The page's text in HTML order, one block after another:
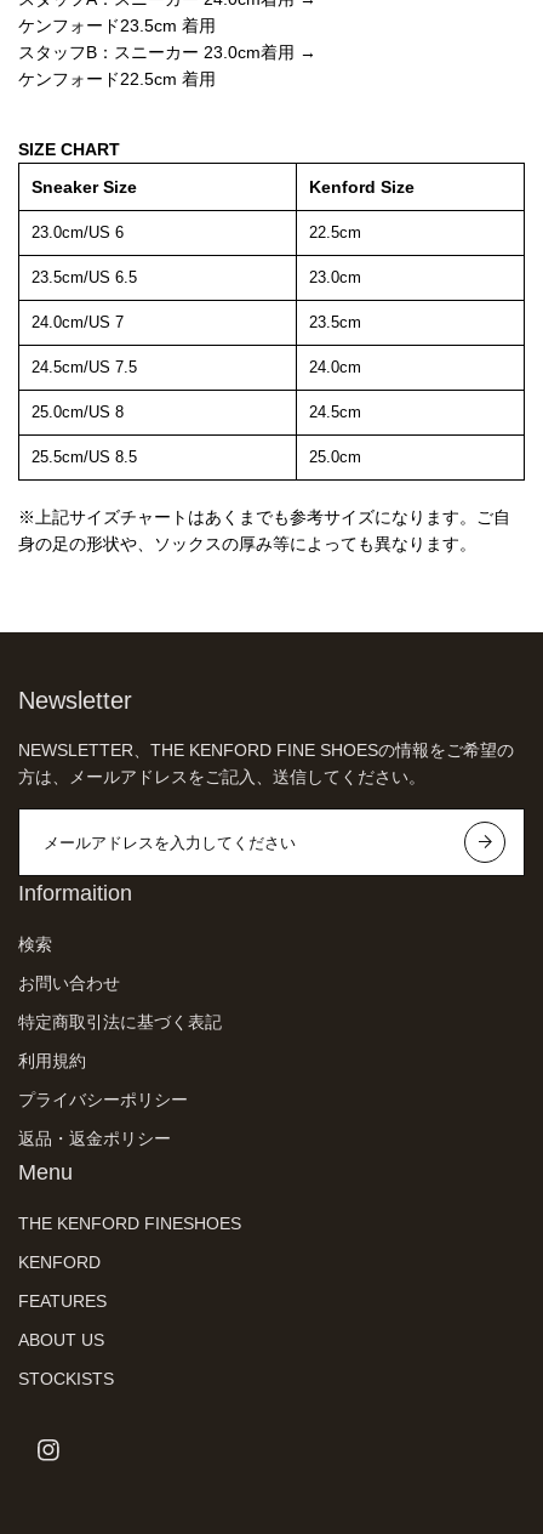
ケンフォード23.5cm 着用
スタッフB：スニーカー 23.0cm着用 →
ケンフォード22.5cm 着用
SIZE CHART
Sneaker Size
Kenford Size
23.0cm/US 6 22.5cm
23.5cm/US 6.5 23.0cm
24.0cm/US 7 23.5cm
24.5cm/US 7.5 24.0cm
25.0cm/US 8 24.5cm
25.5cm/US 8.5 25.0cm
※上記サイズチャートはあくまでも参考サイズになります。ご自
身の足の形状や、ソックスの厚み等によっても異なります。
Newsletter
NEWSLETTER、THE KENFORD FINE SHOESの情報をご希望の
方は、メールアドレスをご記入、送信してください。
Informaition
検索
お問い合わせ
特定商取引法に基づく表記
利用規約
プライバシーポリシー
返品・返金ポリシー
Menu
THE KENFORD FINESHOES
KENFORD
FEATURES
ABOUT US
STOCKISTS